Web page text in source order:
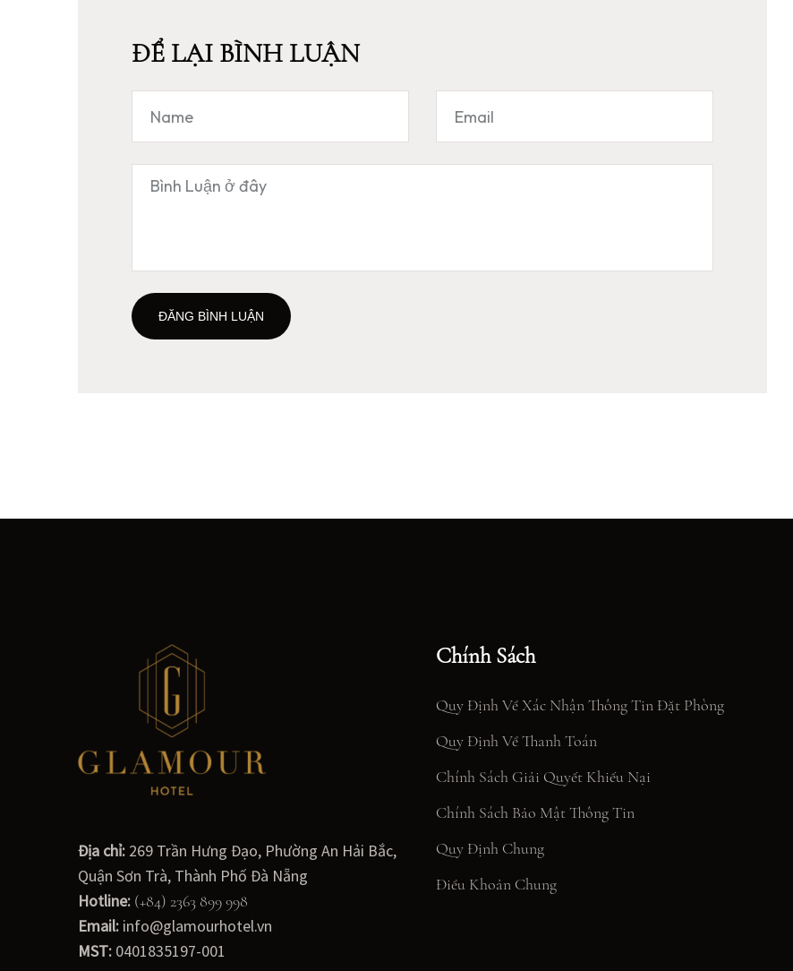
ĐỂ LẠI BÌNH LUẬN
ĐĂNG BÌNH LUẬN
Địa chỉ: 269 Trần Hưng Đạo, Phường An Hải Bắc,
Quận Sơn Trà, Thành Phố Đà Nẵng
Hotline: (+84) 2363 899 998
Email: info@glamourhotel.vn
MST: 0401835197-001
Chính Sách
Quy Định Về Xác Nhận Thông Tin Đặt Phòng
Quy Định Về Thanh Toán
Chính Sách Giải Quyết Khiếu Nại
Chính Sách Bảo Mật Thông Tin
Quy Định Chung
Điều Khoản Chung